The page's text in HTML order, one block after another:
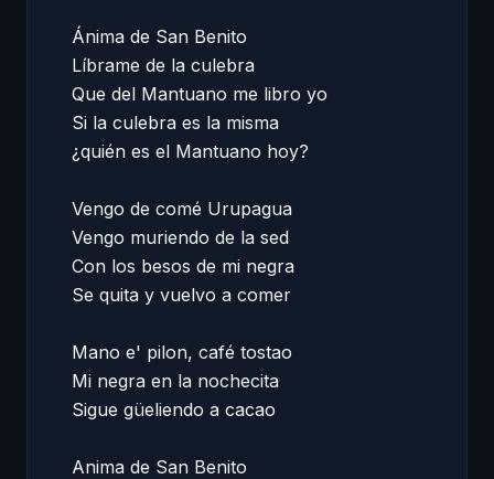
Ánima de San Benito
Líbrame de la culebra
Que del Mantuano me libro yo
Si la culebra es la misma
¿quién es el Mantuano hoy?
Vengo de comé Urupagua
Vengo muriendo de la sed
Con los besos de mi negra
Se quita y vuelvo a comer
Mano e' pilon, café tostao
Mi negra en la nochecita
Sigue güeliendo a cacao
Anima de San Benito